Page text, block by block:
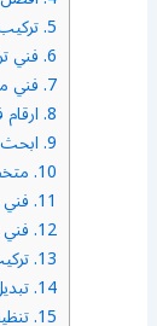
5.
6. فني
7. فني
8.
9.
10.
11.
12.
13.
14.
15.